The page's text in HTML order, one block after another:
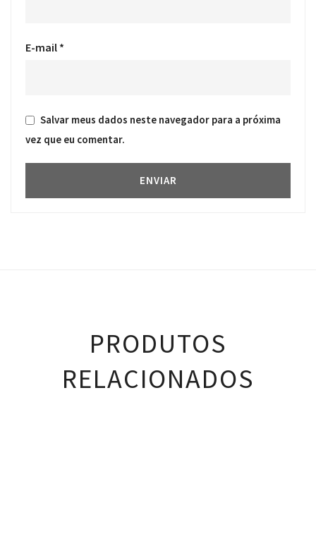
E-mail *
Salvar meus dados neste navegador para a próxima
vez que eu comentar.
PRODUTOS
RELACIONADOS